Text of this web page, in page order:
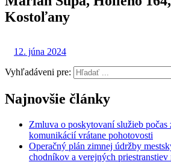
Kostoľany
12. júna 2024
Vyhľadáveni pre:
Najnovšie články
Zmluva o poskytovaní služieb počas
komunikácií vrátane pohotovosti
Operačný plán zimnej údržby
chodníkov a verejných priestranstiev